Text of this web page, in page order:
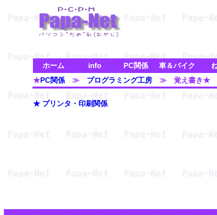
ホーム info PC関係 車＆バイク
★PC関係 ≫ プログラミング工房 ≫ 覚え書き★
★ プリンタ・印刷関係